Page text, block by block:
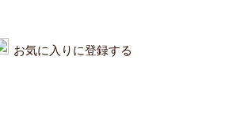
お気に入りに登録する